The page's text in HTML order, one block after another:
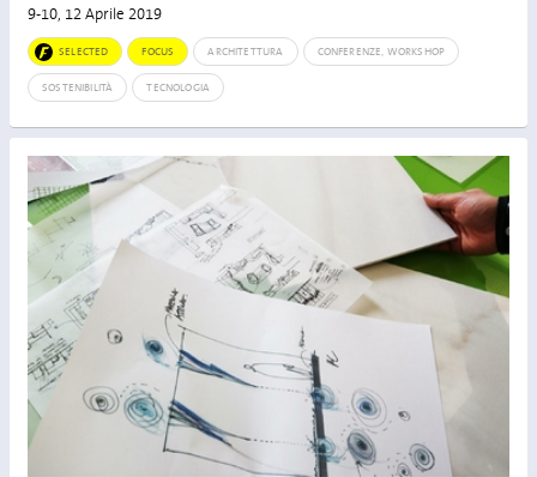
9-10, 12 Aprile 2019
SELECTED FOCUS ARCHITETTURA CONFERENZE, WORKSHOP
SOSTENIBILITÀ TECNOLOGIA